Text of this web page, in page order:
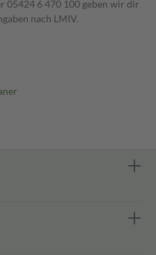
05424 6 470 100 geben wir dir
nach LMIV.